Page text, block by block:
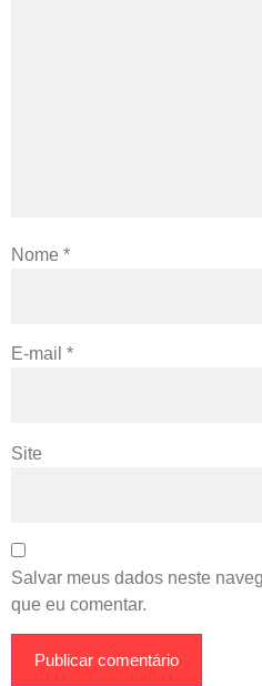
Nome *
E-mail *
Site
Salvar meus dados neste
que eu comentar.